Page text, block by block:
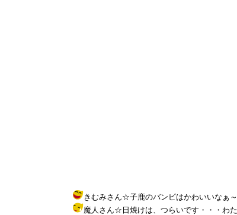
きむみさん☆子鹿のバンビはかわいいなぁ
魔人さん☆日焼けは、つらいです・・・わ